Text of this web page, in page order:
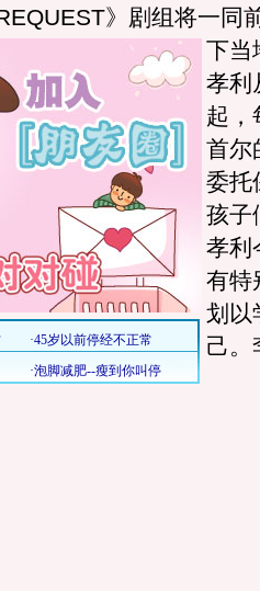
》剧组将一同
下当
孝利
起，
首尔
委托
孩子
孝利
有特
划以
己。